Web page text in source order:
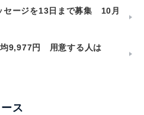
セージを13日まで募集 10月
均9,977円 用意する人は
ス